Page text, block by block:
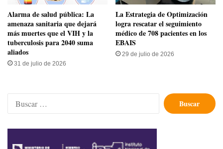
​Alarma de salud pública: La
amenaza sanitaria que dejará
más muertes que el VIH y la
tuberculosis para 2040 suma
aliados
31 de julio de 2026
La Estrategia de Optimización
logra rescatar el seguimiento
médico de 708 pacientes en los
EBAIS
29 de julio de 2026
Buscar: